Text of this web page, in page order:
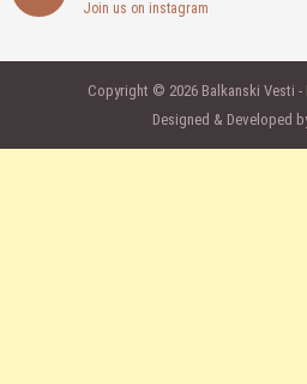
Join us on instagram
Copyright © 2026 Balkanski Vesti -
Designed & Developed